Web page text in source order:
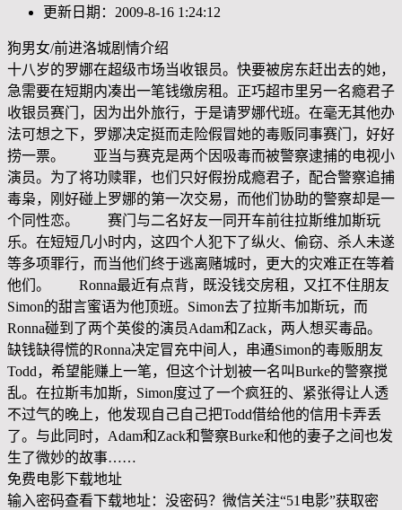
更新日期：2009-8-16 1:24:12
狗男女/前进洛城剧情介绍
十八岁的罗娜在超级市场当收银员。快要被房东赶出去的她，
急需要在短期内凑出一笔钱缴房租。正巧超市里另一名瘾君子
收银员赛门，因为出外旅行，于是请罗娜代班。在毫无其他办
法可想之下，罗娜决定挺而走险假冒她的毒贩同事赛门，好好
捞一票。 亚当与赛克是两个因吸毒而被警察逮捕的电视小
演员。为了将功赎罪，也们只好假扮成瘾君子，配合警察追捕
毒枭，刚好碰上罗娜的第一次交易，而他们协助的警察却是一
个同性恋。 赛门与二名好友一同开车前往拉斯维加斯玩
乐。在短短几小时内，这四个人犯下了纵火、偷窃、杀人未遂
等多项罪行，而当他们终于逃离赌城时，更大的灾难正在等着
他们。 Ronna最近有点背，既没钱交房租，又扛不住朋友
Simon的甜言蜜语为他顶班。Simon去了拉斯韦加斯玩，而
Ronna碰到了两个英俊的演员Adam和Zack，两人想买毒品。
缺钱缺得慌的Ronna决定冒充中间人，串通Simon的毒贩朋友
Todd，希望能赚上一笔，但这个计划被一名叫Burke的警察搅
乱。在拉斯韦加斯，Simon度过了一个疯狂的、紧张得让人透
不过气的晚上，他发现自己自己把Todd借给他的信用卡弄丢
了。与此同时，Adam和Zack和警察Burke和他的妻子之间也发
生了微妙的故事……
免费电影下载地址
输入密码查看下载地址：没密码？微信关注“51电影”获取密